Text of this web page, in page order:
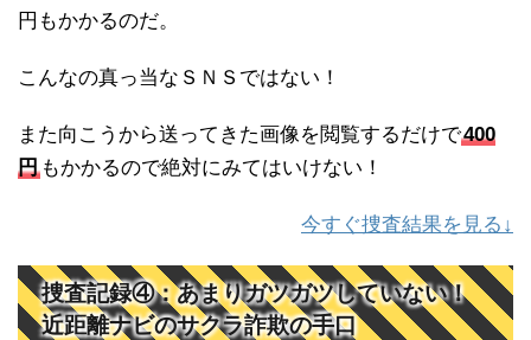
円もかかるのだ。
こんなの真っ当なＳＮＳではない！
また向こうから送ってきた画像を閲覧するだけで400
円 もかかるので絶対にみてはいけない！
今すぐ捜査結果を見る↓
捜査記録④：あまりガツガツしていない！
近距離ナビのサクラ詐欺の手口